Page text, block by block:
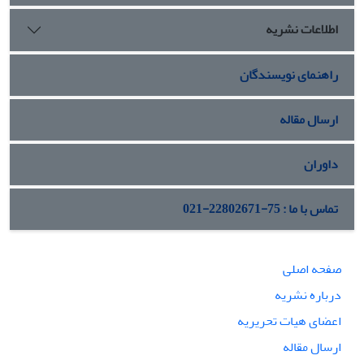
به صورت کتابخانه‌ای، اسناد، منابع فضای مجازی و آمار و ارقام
می‌باشد.
اطلاعات نشریه
راهنمای نویسندگان
ارسال مقاله
داوران
تماس با ما : 75-22802671-021
صفحه اصلی
درباره نشریه
اعضای هیات تحریریه
ارسال مقاله